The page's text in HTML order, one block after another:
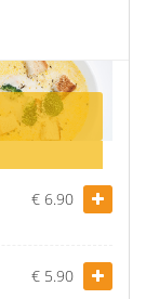
€ 6.90
€ 5.90